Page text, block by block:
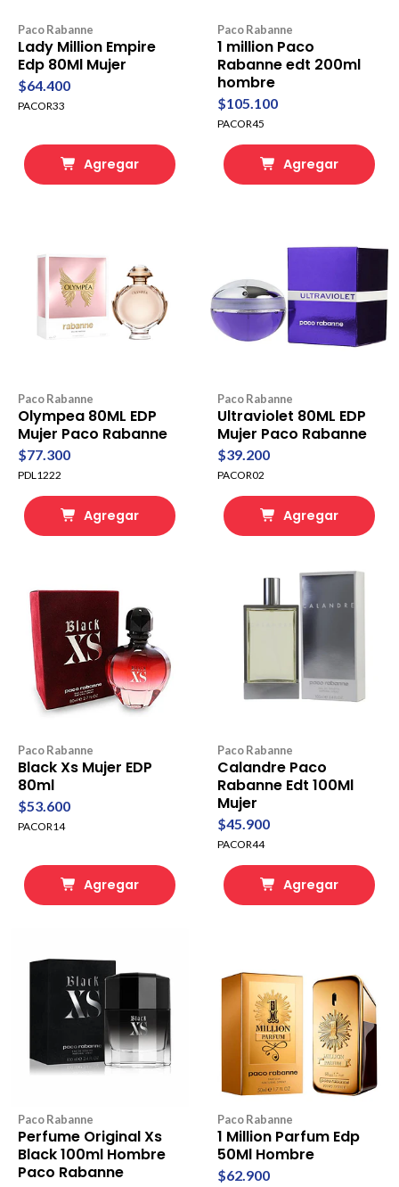
Paco Rabanne
Lady Million Empire
Edp 80Ml Mujer
$64.400
PACOR33
Agregar
Paco Rabanne
1 million Paco
Rabanne edt 200ml
hombre
$105.100
PACOR45
Agregar
Paco Rabanne
Olympea 80ML EDP
Mujer Paco Rabanne
$77.300
PDL1222
Agregar
Paco Rabanne
Ultraviolet 80ML EDP
Mujer Paco Rabanne
$39.200
PACOR02
Agregar
Paco Rabanne
Black Xs Mujer EDP
80ml
$53.600
PACOR14
Agregar
Paco Rabanne
Calandre Paco
Rabanne Edt 100Ml
Mujer
$45.900
PACOR44
Agregar
Paco Rabanne
Perfume Original Xs
Black 100ml Hombre
Paco Rabanne
Paco Rabanne
1 Million Parfum Edp
50Ml Hombre
$62.900